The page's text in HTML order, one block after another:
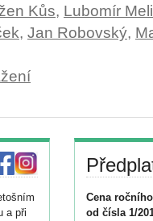
Kůs, Lubomír
, Jan Robovský,
a při
Cena
od čísla 1/